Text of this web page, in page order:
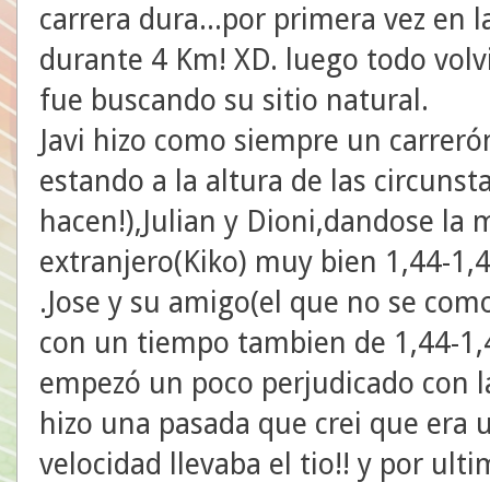
carrera dura...por primera vez en
durante 4 Km! XD. luego todo
fue buscando su sitio natural.
Javi hizo como siempre un
estando a la altura de las
hacen!),Julian y Dioni,dandose la
extranjero(Kiko) muy bien 1,44-
.Jose y su amigo(el que no se
con un tiempo tambien de 1,44-
empezó un poco perjudicado con
hizo una pasada que crei que era
velocidad llevaba el tio!! y por